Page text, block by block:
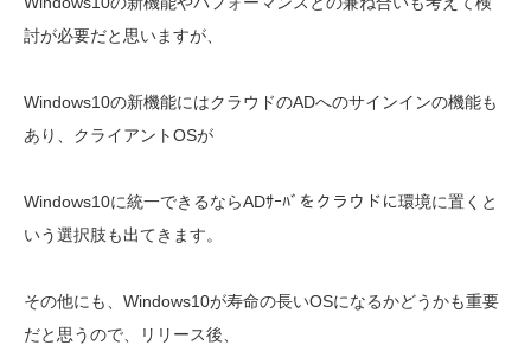
討が必要だと思いますが、
Windows10の新機能にはクラウドのADへのサインインの機能も
あり、クライアントOSが
Windows10に統一できるならADｻｰﾊﾞをクラウドに環境に置くと
いう選択肢も出てきます。
その他にも、Windows10が寿命の長いOSになるかどうかも重要
だと思うので、リリース後、